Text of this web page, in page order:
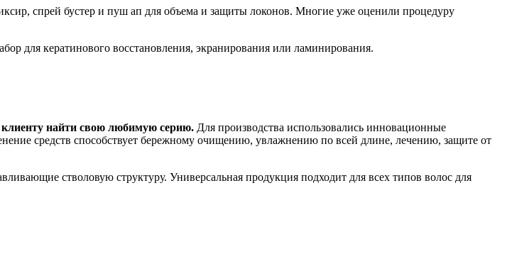
спрей бустер и пуш ап для объема и защиты локонов. Многие уже оценили процедуру
для кератинового восстановления, экранирования или ламинирования.
найти свою любимую серию. Для производства использовались инновационные
средств способствует бережному очищению, увлажнению по всей длине, лечению, защите от
стволовую структуру. Универсальная продукция подходит для всех типов волос для